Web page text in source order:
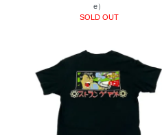
e）
SOLD OUT